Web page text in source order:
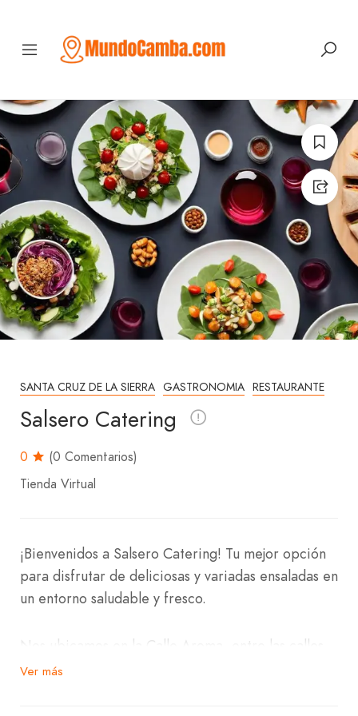
SANTA CRUZ DE LA SIERRA GASTRONOMIA RESTAURANTE
Salsero Catering
0
(0 Comentarios)
Tienda Virtual
¡Bienvenidos a Salsero Catering! Tu mejor opción
para disfrutar de deliciosas y variadas ensaladas en
un entorno saludable y fresco.
Nos ubicamos en la Calle Aroma, entre las calles
Bolívar y Sucre, en la Zona Centro. Salsero
Ver más